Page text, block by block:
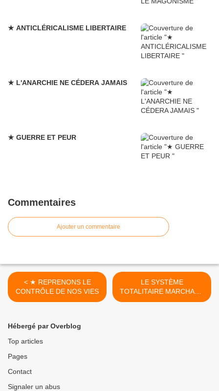
★ ANTICLÉRICALISME LIBERTAIRE
★ L'ANARCHIE NE CÉDERA JAMAIS
★ GUERRE ET PEUR
Commentaires
Ajouter un commentaire
< ★ REPRENONS LE
CONTRÔLE DE NOS VIES
LE SYSTÈME
TOTALITAIRE MARCHAND
>
Hébergé par Overblog
Top articles
Pages
Contact
Signaler un abus